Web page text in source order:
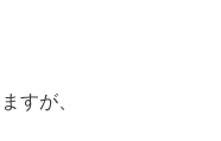
すが、